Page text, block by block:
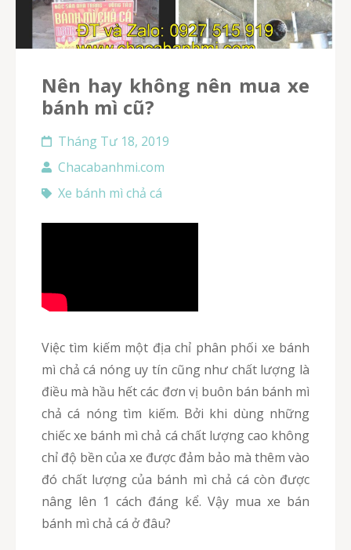
Nên hay không nên mua xe
bánh mì cũ?
Tháng Tư 18, 2019
Chacabanhmi.com
Xe bánh mì chả cá
Việc tìm kiếm một địa chỉ phân phối xe bánh
mì chả cá nóng uy tín cũng như chất lượng là
điều mà hầu hết các đơn vị buôn bán bánh mì
chả cá nóng tìm kiếm. Bởi khi dùng những
chiếc xe bánh mì chả cá chất lượng cao không
chỉ độ bền của xe được đảm bảo mà thêm vào
đó chất lượng của bánh mì chả cá còn được
nâng lên 1 cách đáng kể. Vậy mua xe bán
bánh mì chả cá ở đâu?